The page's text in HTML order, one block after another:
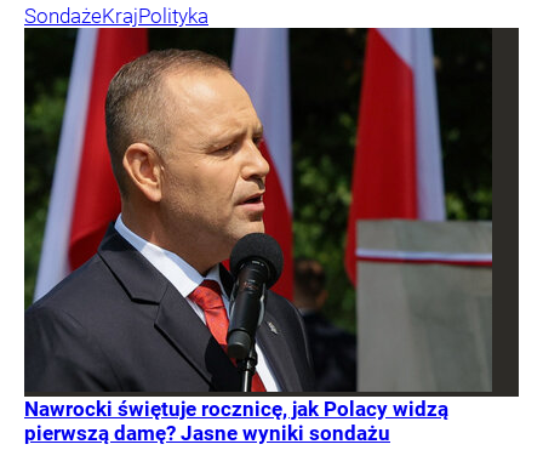
SondażeKrajPolityka
Nawrocki świętuje rocznicę, jak Polacy widzą
pierwszą damę? Jasne wyniki sondażu